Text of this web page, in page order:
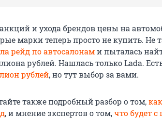
и ухода брендов цены на
марки теперь просто не купить. Не
рейд по автосалонами пыталась
рублей. Нашлась только Lada.
рублей, но тут выбор за вами.
также подробный разбор о том,
, и мнение экспертов о том,что будет